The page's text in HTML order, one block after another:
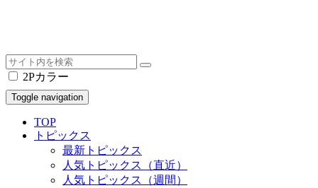
2Pカラー
Toggle navigation
TOP
トピックス
最新トピックス
人気トピックス（直近）
人気トピックス（週間）